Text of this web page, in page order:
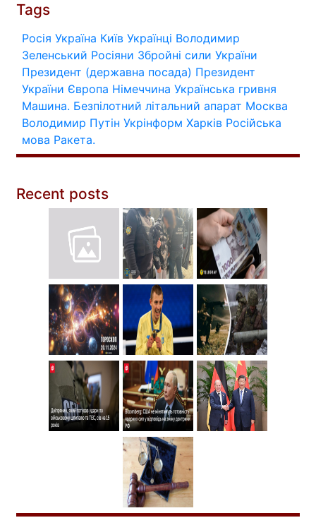
Tags
Росія Україна Київ Українці Володимир
Зеленський Росіяни Збройні сили України
Президент (державна посада) Президент
України Європа Німеччина Українська гривня
Машина. Безпілотний літальний апарат Москва
Володимир Путін Укрінформ Харків Російська
мова Ракета.
Recent posts